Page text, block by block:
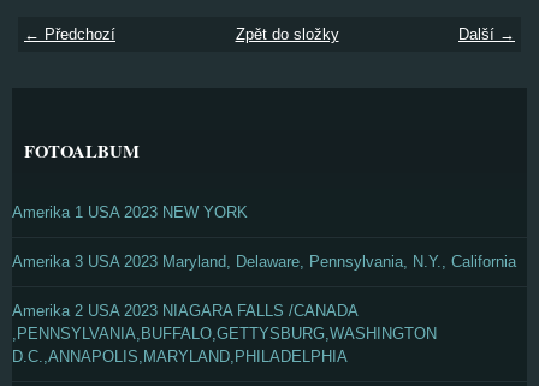
← Předchozí Další →
Zpět do složky
FOTOALBUM
Amerika 1 USA 2023 NEW YORK
Amerika 3 USA 2023 Maryland, Delaware, Pennsylvania, N.Y., California
Amerika 2 USA 2023 NIAGARA FALLS /CANADA
,PENNSYLVANIA,BUFFALO,GETTYSBURG,WASHINGTON
D.C.,ANNAPOLIS,MARYLAND,PHILADELPHIA